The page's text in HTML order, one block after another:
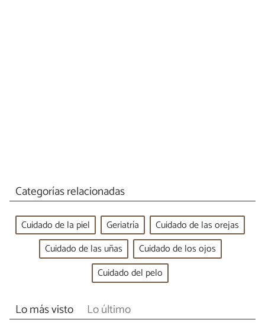
Categorías relacionadas
Cuidado de la piel Geriatría
Cuidado de las orejas
Cuidado de las uñas
Cuidado de los ojos
Cuidado del pelo
Lo más visto Lo último